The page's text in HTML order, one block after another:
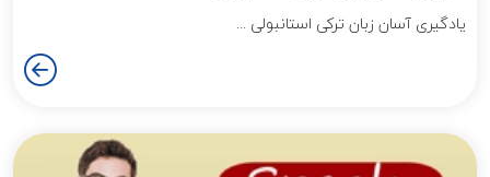
یادگیری آسان زبان ترکی استانبولی ...